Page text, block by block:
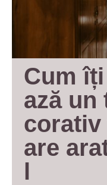
Cum
ază un
corativ
are
l